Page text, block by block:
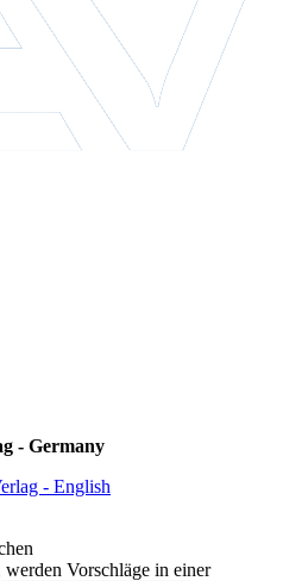
- Germany
- English
Vorschläge in einer